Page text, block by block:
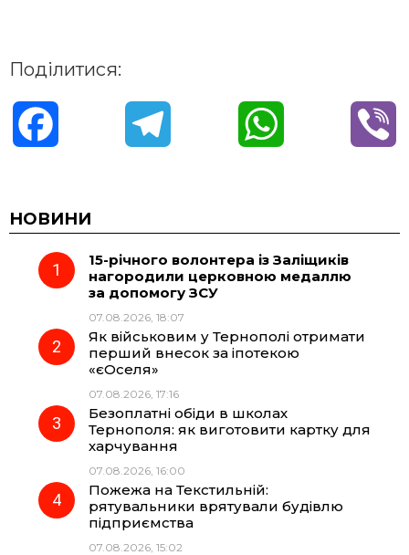
Поділитися:
c
e
o
k
e
g
r
a
m
t
A
НОВИНИ
15-річного волонтера із Заліщиків
нагородили церковною медаллю
за допомогу ЗСУ
07.08.2026, 18:07
Як військовим у Тернополі отримати
перший внесок за іпотекою
«єОселя»
07.08.2026, 17:16
Безоплатні обіди в школах
Тернополя: як виготовити картку для
харчування
07.08.2026, 16:00
Пожежа на Текстильній:
рятувальники врятували будівлю
підприємства
07.08.2026, 15:02